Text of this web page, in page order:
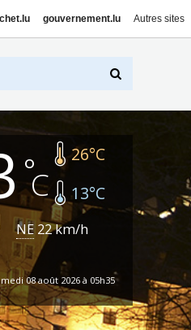
gouvernement.lu Autres sites
26°C
13°C
NE 22km/h
08 août 2026 à 05h35